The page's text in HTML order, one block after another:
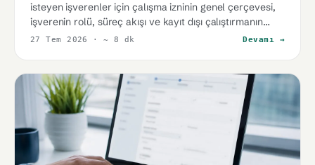
isteyen işverenler için çalışma izninin genel çerçevesi,
işverenin rolü, süreç akışı ve kayıt dışı çalıştırmanın
riskleri.
27 Tem 2026 · ~ 8 dk Devamı →